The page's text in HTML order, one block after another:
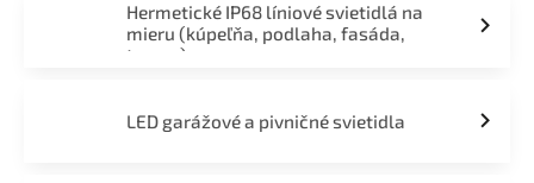
Hermetické IP68 líniové svietidlá na
mieru (kúpeľňa, podlaha, fasáda,
terasa)
LED garážové a pivničné svietidla